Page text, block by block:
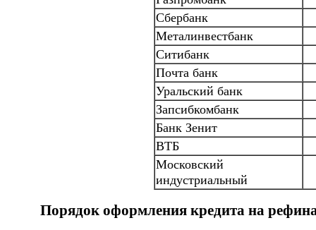
Сбербанк
Металинвестбанк
Ситибанк
Почта банк
Уральский банк
Запсибкомбанк
Банк Зенит
ВТБ
Московский
индустриальный
Порядок оформления кредита на